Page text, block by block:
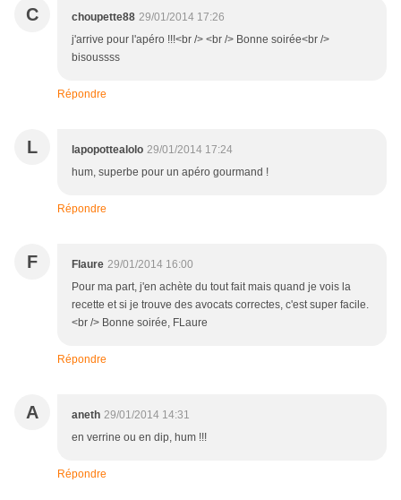
C choupette88 29/01/2014 17:26
j'arrive pour l'apéro !!!<br /> <br /> Bonne soirée<br />
bisoussss
Répondre
L lapopottealolo 29/01/2014 17:24
hum, superbe pour un apéro gourmand !
Répondre
F Flaure 29/01/2014 16:00
Pour ma part, j'en achète du tout fait mais quand je vois la
recette et si je trouve des avocats correctes, c'est super facile.
<br /> Bonne soirée, FLaure
Répondre
A aneth 29/01/2014 14:31
en verrine ou en dip, hum !!!
Répondre